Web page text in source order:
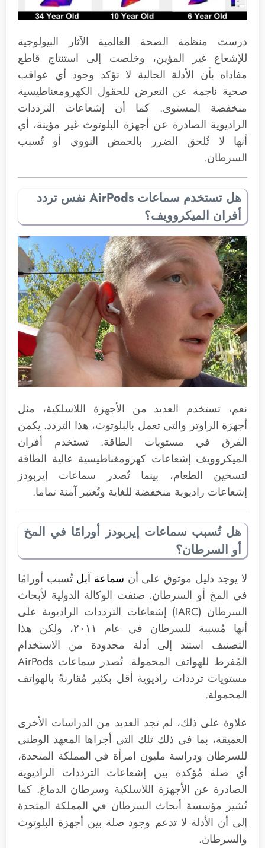
درست منظمة الصحة العالمية الآثار البيولوجية
للإشعاع غير المؤين، وخلصت إلى استنتاج قاطع
مفاداه بأن الأدلة الحالية لا تؤكد وجود أي عواقب
صحية ناجمة عن التعرض للحقول الكهرومغناطيسية
منخفضة المستوى. كما أن إشعاعات الترددات
الراديوية الصادرة عن أجهزة البلوتوث غير مؤينة، أي
أنها لا تُلحق الضرر بالحمض النووي أو تُسبب
السرطان.
هل تستخدم سماعات AirPods نفس تردد
أفران الميكروويف؟
نعم، تستخدم العديد من الأجهزة اللاسلكية، مثل
أجهزة الراوتر والتي تعمل بالبلوتوث، هذا التردد. يكمن
الفرق في مستويات الطاقة. تستخدم أفران
الميكروويف إشعاعات كهرومغناطيسية عالية الطاقة
لتسخين الطعام، بينما تُصدر سماعات إيربودز
إشعاعات راديوية منخفضة للغاية وتُعتبر آمنة تماما.
هل تُسبب سماعات إيربودز أورامًا في المخ
أو السرطان؟
لا يوجد دليل موثوق على أن سماعة آبل تُسبب أورامًا
في المخ أو السرطان. صنفت الوكالة الدولية لأبحاث
السرطان (IARC) إشعاعات الترددات الراديوية على
أنها مُسببة للسرطان في عام ٢٠١١، ولكن هذا
التصنيف استند إلى أدلة محدودة من الاستخدام
المُفرط للهواتف المحمولة. تُصدر سماعات AirPods
مستويات ترددات راديوية أقل بكثير مُقارنةً بالهواتف
المحمولة.
علاوة على ذلك، لم تجد العديد من الدراسات الأخرى
العميقة، بما في ذلك تلك التي أجراها المعهد الوطني
للسرطان ودراسة مليون امرأة في المملكة المتحدة،
أي صلة مُؤكدة بين إشعاعات الترددات الراديوية
الصادرة عن الأجهزة اللاسلكية وسرطان الدماغ. كما
تُشير مؤسسة أبحاث السرطان في المملكة المتحدة
إلى أن الأدلة لا تدعم وجود صلة بين أجهزة البلوتوث
والسرطان.